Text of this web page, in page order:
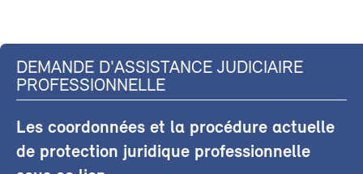
DEMANDE D'ASSISTANCE JUDICIAIRE
PROFESSIONNELLE
Les coordonnées et la procédure actuelle
de protection juridique professionnelle